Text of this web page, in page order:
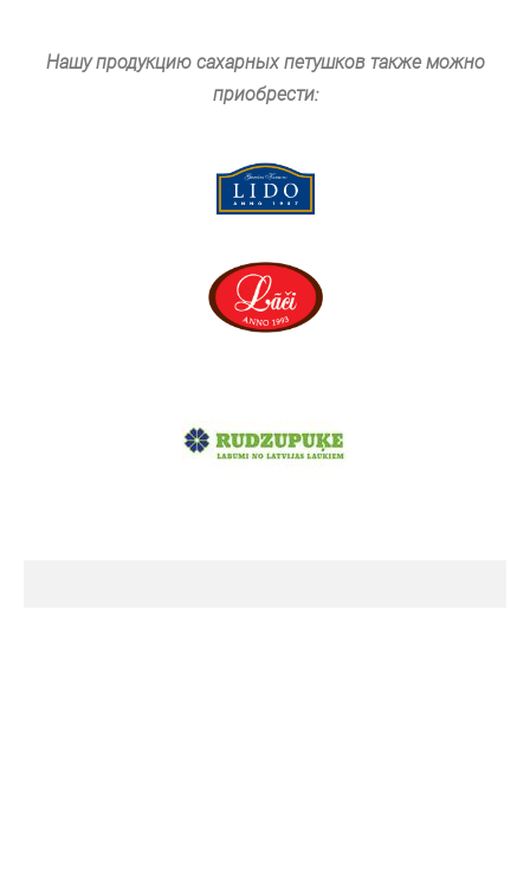
Нашу продукцию сахарных петушков также можно
приобрести: